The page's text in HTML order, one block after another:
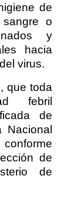
de
o
y
hacia
virus.
que toda
febril
de
Nacional
de
de